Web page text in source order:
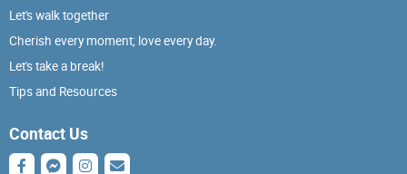
Let's walk together
Cherish every moment; love every day.
Let's take a break!
Tips and Resources
Contact Us